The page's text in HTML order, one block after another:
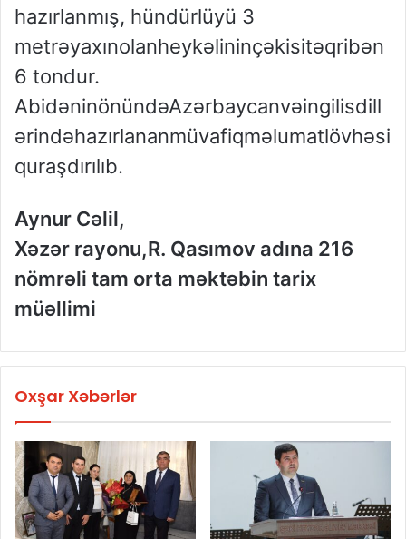
hazırlanmış, hündürlüyü 3
metrəyaxınolanheykəlininçəkisitəqribən
6 tondur.
AbidəninönündəAzərbaycanvəingilisdill
ərindəhazırlananmüvafiqməlumatlövhəsi
quraşdırılıb.
Aynur Cəlil,
Xəzər rayonu,R. Qasımov adına 216
nömrəli tam orta məktəbin tarix
müəllimi
Oxşar Xəbərlər